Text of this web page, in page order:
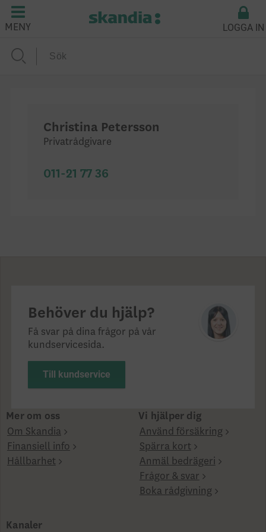
MENY LOGGA IN
Christina Petersson
Privatrådgivare
011-21 77 36
Behöver du hjälp?
Få svar på dina frågor på vår
kundservicesida.
Till kundservice
Mer om oss
Om Skandia
Finansiell info
Hållbarhet
Vi hjälper dig
Använd försäkring
Spärra kort
Anmäl bedrägeri
Frågor & svar
Boka rådgivning
Kanaler